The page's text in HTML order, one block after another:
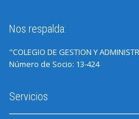
Nos respalda:
"COLEGIO DE GESTION Y
Número de Socio: 13-424
Servicios